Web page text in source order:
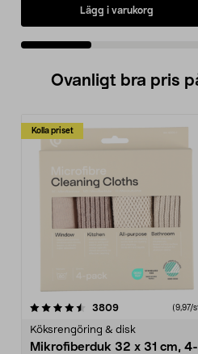
Lägg i varukorg
Ovanligt bra pris
Kolla priset
3809recensioner (9,97/
Köksrengöring & disk
Mikrofiberduk 32 x 31 cm, 4-
4.0av 5 stjärnor